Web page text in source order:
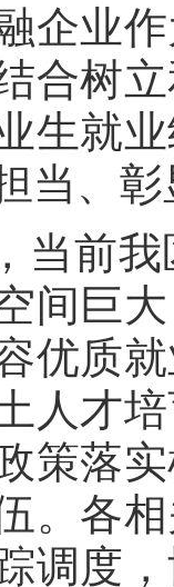
企业
合树
生就
当、
当前
间巨
优质
人才
策落
。各
调度